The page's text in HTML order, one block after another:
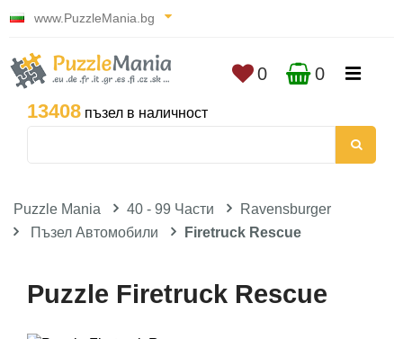
www.PuzzleMania.bg
13408 пъзел в наличност
0 0
Puzzle Mania 40 - 99 Части
Ravensburger
Пъзел Автомобили
Firetruck Rescue
Puzzle Firetruck Rescue